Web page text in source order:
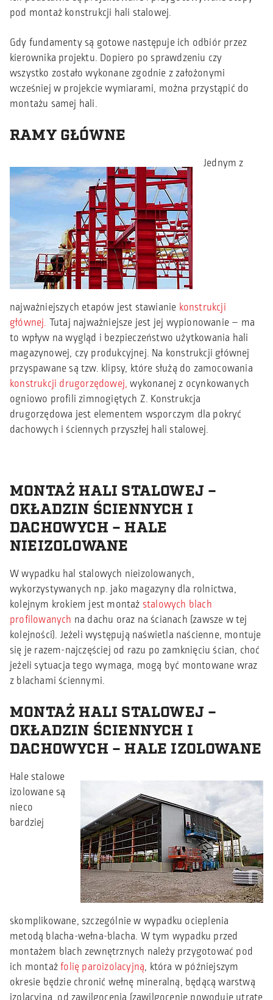
pod montaż konstrukcji hali stalowej.
Gdy fundamenty są gotowe następuje ich odbiór przez
kierownika projektu. Dopiero po sprawdzeniu czy
wszystko zostało wykonane zgodnie z założonymi
wcześniej w projekcie wymiarami, można przystąpić do
montażu samej hali.
RAMY GŁÓWNE
Jednym z
najważniejszych etapów jest stawianie konstrukcji
głównej. Tutaj najważniejsze jest jej wypionowanie – ma
to wpływ na wygląd i bezpieczeństwo użytkowania hali
magazynowej, czy produkcyjnej. Na konstrukcji głównej
przyspawane są tzw. klipsy, które służą do zamocowania
konstrukcji drugorzędowej, wykonanej z ocynkowanych
ogniowo profili zimnogiętych Z. Konstrukcja
drugorzędowa jest elementem wsporczym dla pokryć
dachowych i ściennych przyszłej hali stalowej.
MONTAŻ HALI STALOWEJ –
OKŁADZIN ŚCIENNYCH I
DACHOWYCH – HALE
NIEIZOLOWANE
W wypadku hal stalowych nieizolowanych,
wykorzystywanych np. jako magazyny dla rolnictwa,
kolejnym krokiem jest montaż stalowych blach
profilowanych na dachu oraz na ścianach (zawsze w tej
kolejności). Jeżeli występują naświetla naścienne, montuje
się je razem-najczęściej od razu po zamknięciu ścian, choć
jeżeli sytuacja tego wymaga, mogą być montowane wraz
z blachami ściennymi.
MONTAŻ HALI STALOWEJ –
OKŁADZIN ŚCIENNYCH I
DACHOWYCH – HALE IZOLOWANE
Hale stalowe
izolowane są
nieco
bardziej
skomplikowane, szczególnie w wypadku ocieplenia
metodą blacha-wełna-blacha. W tym wypadku przed
montażem blach zewnętrznych należy przygotować pod
ich montażfolię paroizolacyjną, która w późniejszym
okresie będzie chronić wełnę mineralną, będącą warstwą